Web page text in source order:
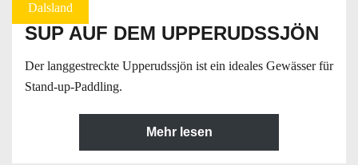
Dalsland
SUP AUF DEM UPPERUDSSJÖN
Der langgestreckte Upperudssjön ist ein ideales Gewässer für
Stand-up-Paddling.
Mehr lesen